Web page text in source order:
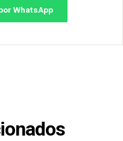
WhatsApp